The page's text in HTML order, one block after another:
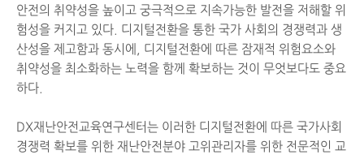
안전의 취약성을 높이고 궁극적으로 지속가능한 발전을 저해할 위
험성을 커지고 있다. 디지털전환을 통한 국가 사회의 경쟁력과 생
산성을 제고함과 동시에, 디지털전환에 따른 잠재적 위험요소와
취약성을 최소화하는 노력을 함께 확보하는 것이 무엇보다도 중요
하다.
DX재난안전교육연구센터는 이러한 디지털전환에 따른 국가사회
경쟁력 확보를 위한 재난안전분야 고위관리자를 위한 전문적인 교